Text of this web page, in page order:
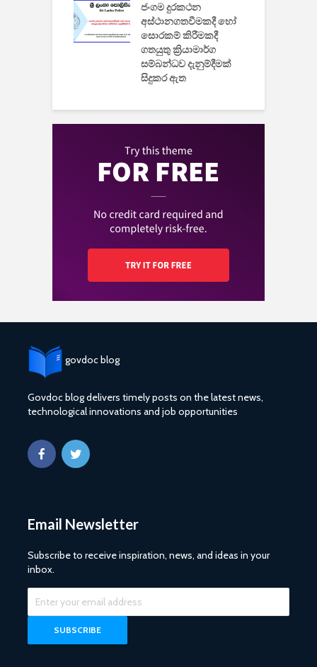
ජංගම දුරකථන
අස්ථානගතවීමකදී හෝ
සොරකම් කිරීමකදී
ගතයුතු ක්‍රියාමාර්ග
සම්බන්ධව දැනුම්දීමක්
සිදුකර ඇත
govdoc blog
Govdoc blog delivers timely posts on the latest news,
technological innovations and job opportunities
Email Newsletter
Subscribe to receive inspiration, news, and ideas in your
inbox.